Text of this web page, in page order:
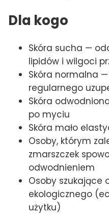
Dla kogo
Skóra sucha —
lipidów i wilgoci
Skóra normalna
regularnego
Skóra
po myciu
Skóra mało
Osoby, którym
zmarszczek
odwodnieniem
Osoby szukające
ekologicznego
użytku)